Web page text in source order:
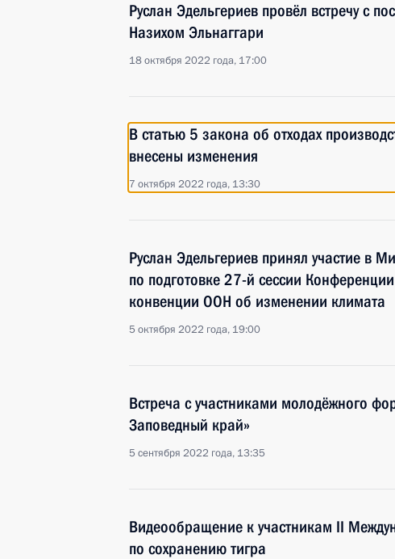
Руслан Эдельгериев провёл встречу с
Назихом Эльнаггари
18 октября 2022 года, 17:00
В статью 5 закона об отходах
внесены изменения
7 октября 2022 года, 13:30
Руслан Эдельгериев принял участие в
по подготовке 27-й сессии
конвенции ООН об изменении климата
5 октября 2022 года, 19:00
Встреча с участниками молодёжного
Заповедный край»
5 сентября 2022 года, 13:35
Видеообращение к участникам II
по сохранению тигра